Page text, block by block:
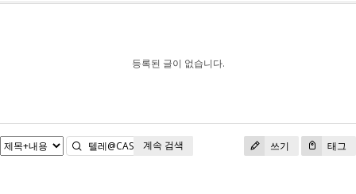
등록된 글이 없습니다.
쓰기 태그
검색
계속 검색